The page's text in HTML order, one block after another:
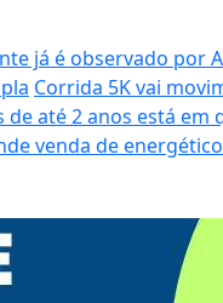
já é observado por
Corrida 5K vai
de até 2 anos está em
venda de